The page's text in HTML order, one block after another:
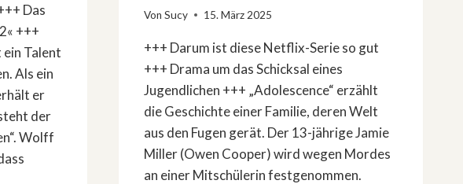
Das
+++
Talent
Als ein
er
der
Wolff
Von Sucy 15. März 2025
+++ Darum ist diese Netflix-Serie so gut
+++ Drama um das Schicksal eines
Jugendlichen +++ „Adolescence“ erzählt
die Geschichte einer Familie, deren Welt
aus den Fugen gerät. Der 13-jährige Jamie
Miller (Owen Cooper) wird wegen Mordes
an einer Mitschülerin festgenommen.